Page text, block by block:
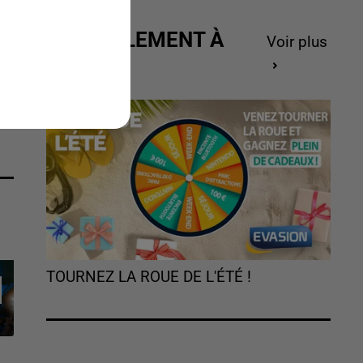
ACTUELLEMENT À
Voir plus
TOURNEZ LA ROUE DE L'ÉTÉ !